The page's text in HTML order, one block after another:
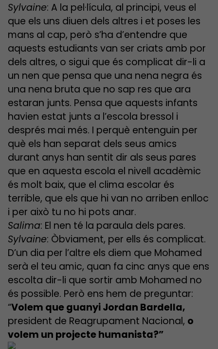
Sylvaine: A la pel·lícula, al principi, veus el
que els uns diuen dels altres i et poses les
mans al cap, però s’ha d’entendre que
aquests estudiants van ser criats amb por
dels altres, o sigui que és complicat dir-li a
un nen que pensa que una nena negra és
una nena bruta que no sap res que ara
estaran junts. Pensa que aquests infants
havien estat junts a l’escola bressol i
després mai més. I perquè entenguin per
què els han separat dels seus amics
durant anys han sentit dir als seus pares
que en aquesta escola el nivell acadèmic
és molt baix, que el clima escolar és
terrible, que els que hi van no arriben enlloc
i per això tu no hi pots anar.
Salima: El nen té la paraula dels pares.
Sylvaine: Òbviament, per ells és complicat.
D’un dia per l’altre els diem que Mohamed
serà el teu amic, quan fa cinc anys que ens
escolta dir-li que sortir amb Mohamed no
és possible. Però ens hem de preguntar:
“Volem que guanyi Jordan Bardella,
president de Reagrupament Nacional, o
volem un projecte humanista?”